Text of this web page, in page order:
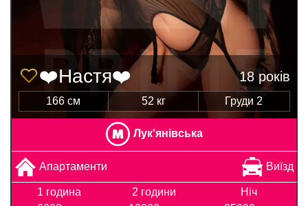
❤️Настя❤️ 18 років
166 см 52 кг Груди 2
Лук'янівська
Апартаменти Виїзд
1 година
2 години
Ніч